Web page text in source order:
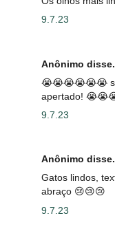
9.7.23
Anônimo
😭😭😭😭😭😭
apertado!
9.7.23
Anônimo
Gatos lindos,
abraço 😢😢😢
9.7.23